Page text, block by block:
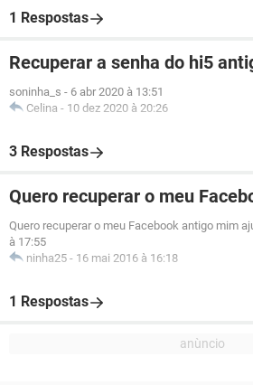
1 Respostas
Recuperar a senha do hi5
soninha_s - 6 abr 2020 à 13:51
Celina - 10 dez 2020 à 20:26
3 Respostas
Quero recuperar o meu
Quero recuperar o meu Facebook antigo mim
à 17:55
ninha25 - 16 mai 2016 à 16:18
1 Respostas